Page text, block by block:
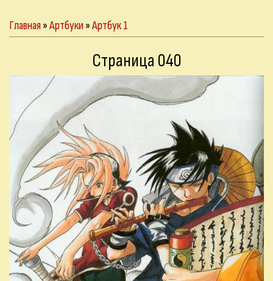
Главная»Артбуки»Артбук 1
Страница 040